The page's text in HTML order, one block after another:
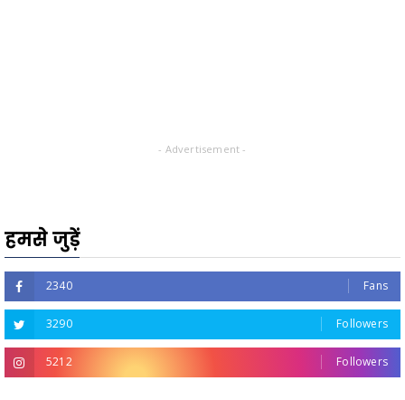
- Advertisement -
हमसे जुड़ें
2340 Fans
3290 Followers
5212 Followers